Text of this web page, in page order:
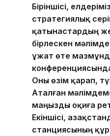
Біріншісі,
стратегиялық
қатынастардың
бірлескен
Құжат өте
Оны өзім қарап,
Аталған
маңызды оқиға
Екіншісі,
станциясының